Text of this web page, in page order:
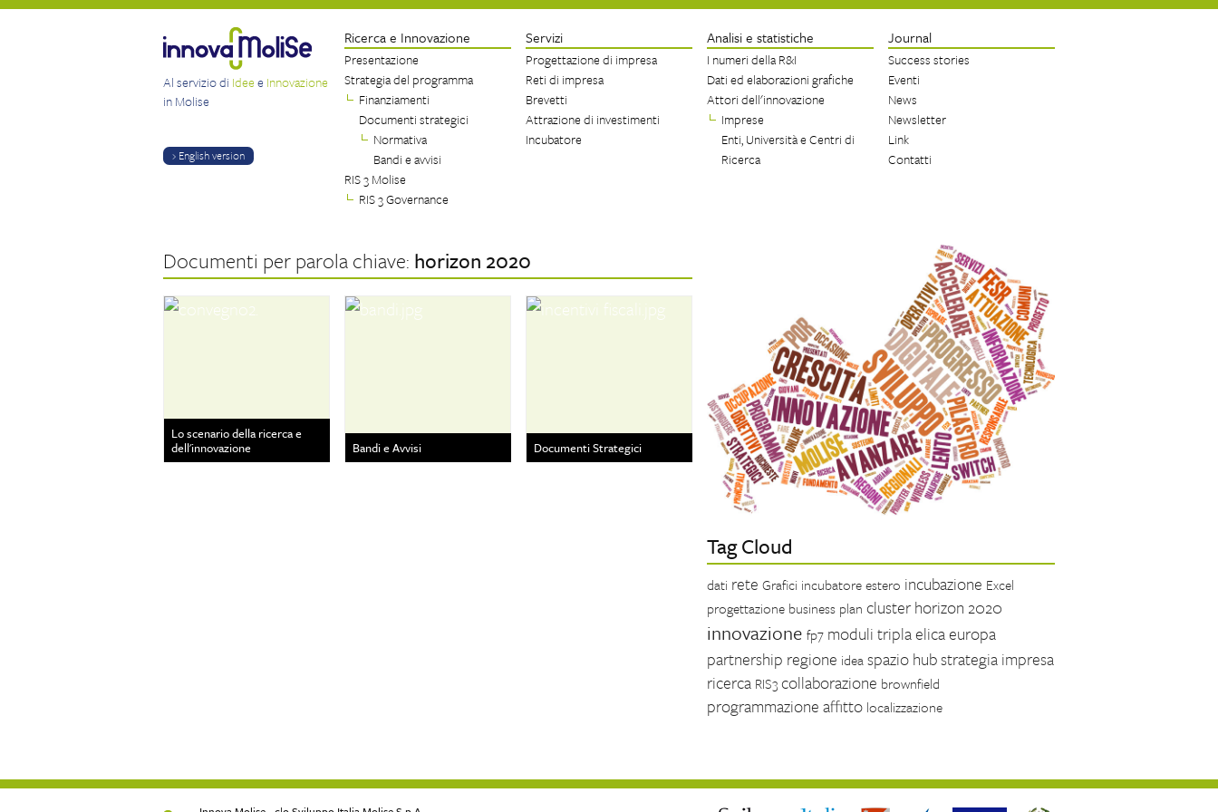
Al servizio di Ideee Innovazione
in Molise
› English version
Ricerca e Innovazione
Presentazione
Strategia del programma
Finanziamenti
Documenti strategici
Normativa
Bandi e avvisi
RIS 3 Molise
RIS 3 Governance
Servizi
Progettazione di impresa
Reti di impresa
Brevetti
Attrazione di investimenti
Incubatore
Analisi e statistiche
I numeri della R&I
Dati ed elaborazioni grafiche
Attori dell'innovazione
Imprese
Enti, Università e Centri di
Ricerca
Journal
Success stories
Eventi
News
Newsletter
Link
Contatti
Documenti per parola chiave: horizon 2020
Lo scenario della ricerca e
dell'innovazione
Bandi e Avvisi Documenti Strategici
Tag Cloud
dati rete Grafici incubatoreestero incubazione Excel
progettazione business plan clusterhorizon 2020
innovazione fp7 modulitripla elicaeuropa
partnership regione ideaspaziohubstrategiaimpresa
ricerca RIS3collaborazione brownfield
programmazioneaffitto localizzazione